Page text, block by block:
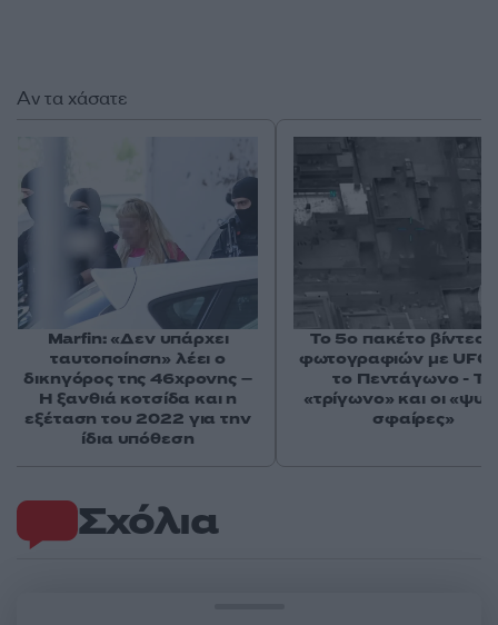
Σχόλια
Αν τα χάσατε
Marfin: «Δεν υπάρχει
ταυτοποίηση» λέει ο
δικηγόρος της 46χρονης –
Η ξανθιά κοτσίδα και η
εξέταση του 2022 για την
ίδια υπόθεση
Το 5ο πακέτο βίντεο
φωτογραφιών με UFO
το Πεντάγωνο - Το
«τρίγωνο» και οι
σφαίρες»